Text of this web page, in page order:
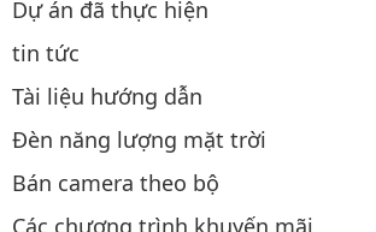
Dự án đã thực hiện
tin tức
Tài liệu hướng dẫn
Đèn năng lượng mặt trời
Bán camera theo bộ
Các chương trình khuyến mãi